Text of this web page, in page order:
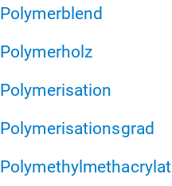
Polymerblend
Polymerholz
Polymerisation
Polymerisationsgrad
Polymethylmethacrylat